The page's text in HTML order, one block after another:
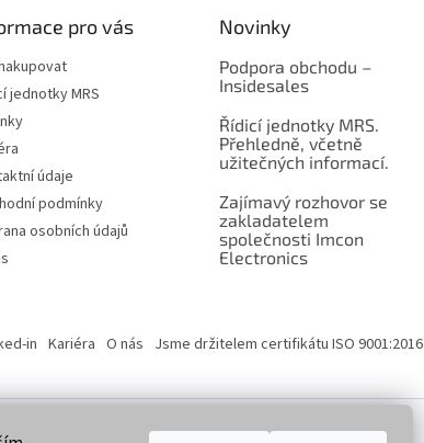
pro vás
jednotky MRS
údaje
podmínky
osobních údajů
Novinky
Podpora obchodu –
Insidesales
Řídicí jednotky MRS.
Přehledně, včetně
užitečných informací.
Zajímavý rozhovor se
zakladatelem
společnosti Imcon
Electronics
in Kariéra O nás Jsme držitelem certifikátu ISO 9001:2016